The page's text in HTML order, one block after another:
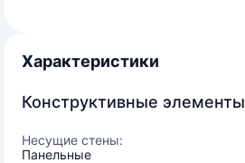
Характеристики
Конструктивные элементы
Несущие стены:
Панельные